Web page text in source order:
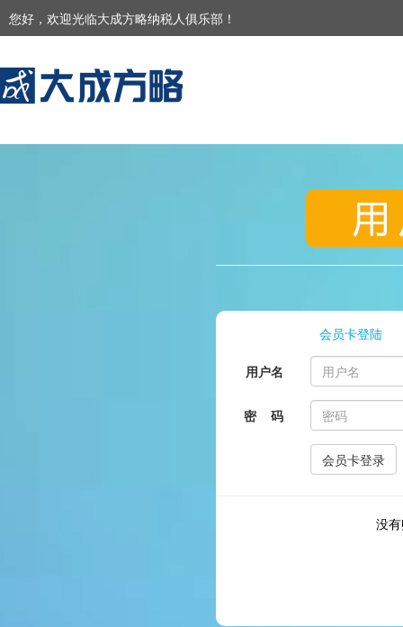
您好，欢迎光临大成方略纳税人俱乐部！
会员卡登陆
用户名
密 码
没